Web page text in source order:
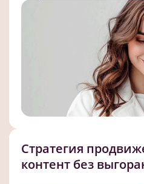
Стратегия
контент без